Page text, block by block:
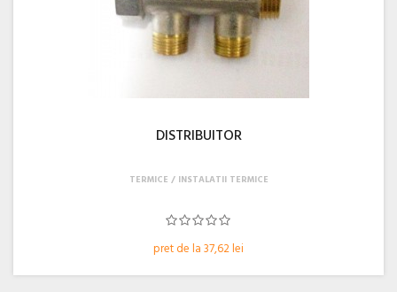
DISTRIBUITOR
pret de la 37,62 lei
TERMICE INSTALATII TERMICE